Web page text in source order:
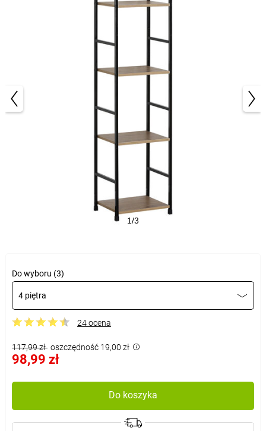
1/3
Do wyboru (3)
4 piętra
24 ocena
117,99 zł oszczędność 19,00 zł
98,99 zł
Do koszyka